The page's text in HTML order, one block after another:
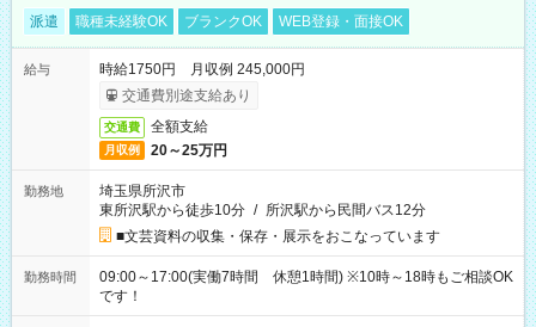
派遣 職種未経験OK ブランクOK WEB登録・面接OK
給与
時給1750円 月収例 245,000円
交通費別途支給あり
交通費 全額支給
月収例 20～25万円
勤務地
埼玉県所沢市
東所沢駅から徒歩10分 / 所沢駅から民間バス12分
■文芸資料の収集・保存・展示をおこなっています
勤務時間
09:00～17:00(実働7時間 休憩1時間) ※10時～18時もご相談OK
です！